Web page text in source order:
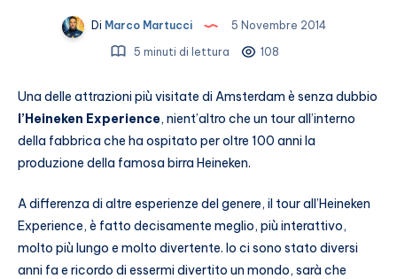
Di Marco Martucci
5 Novembre 2014
5 minuti di lettura
108
Una delle attrazioni più visitate di Amsterdam è senza dubbio
l’Heineken Experience, nient’altro che un tour all’interno
della fabbrica che ha ospitato per oltre 100 anni la
produzione della famosa birra Heineken.
A differenza di altre esperienze del genere, il tour all’Heineken
Experience, è fatto decisamente meglio, più interattivo,
molto più lungo e molto divertente. Io ci sono stato diversi
anni fa e ricordo di essermi divertito un mondo, sarà che